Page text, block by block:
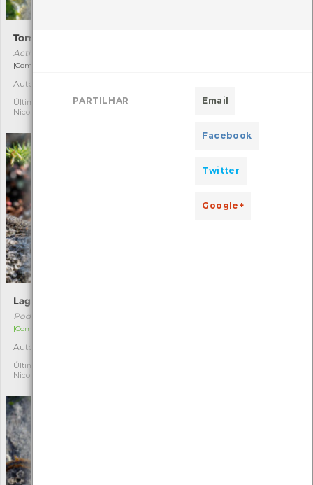
Tomate-do-mar
Actinia equina
[Comum e residente]
Autóctone
Última observação por:
Nicole Viana
Última observação por:
Lagartixa-lusitânica
Podarcis lusitanicus
[Comum]
Autóctone
Última observação por:
Nicole Viana
PARTILHAR Email
Facebook
Twitter
Google+